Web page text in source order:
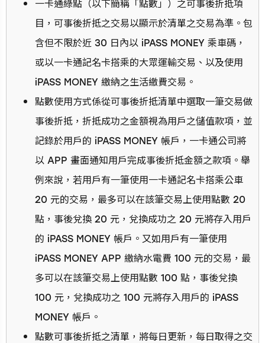
一卡通綠點（以下簡稱「點數」）之可事後折抵項
目，可事後折抵之交易以顯示於清單之交易為準。包
含但不限於近 30 日內以 iPASS MONEY 乘車碼，
或以一卡通記名卡搭乘的大眾運輸交易、以及使用
iPASS MONEY 繳納之生活繳費交易。
點數使用方式係從可事後折抵清單中選取一筆交易做
事後折抵，折抵成功之金額視為用戶之儲值款項，並
記錄於用戶的 iPASS MONEY 帳戶，一卡通公司將
以 APP 畫面通知用戶完成事後折抵金額之款項。舉
例來說，若用戶有一筆使用一卡通記名卡搭乘公車
20 元的交易，最多可以在該筆交易上使用點數 20
點，事後兌換 20 元，兌換成功之 20 元將存入用戶
的 iPASS MONEY 帳戶。又如用戶有一筆使用
iPASS MONEY APP 繳納水電費 100 元的交易，最
多可以在該筆交易上使用點數 100 點，事後兌換
100 元，兌換成功之 100 元將存入用戶的 iPASS
MONEY 帳戶。
點數可事後折抵之清單，將每日更新，每日取得之交